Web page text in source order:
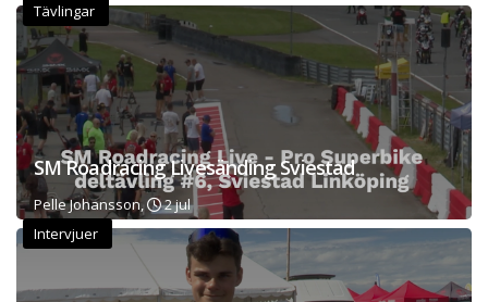
Tävlingar
SM Roadracing Livesänding Sviestad
Pelle Johansson,
2 jul
Intervjuer